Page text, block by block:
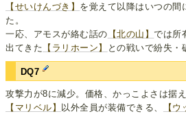
【せいけんづき】 を覚えて以降はいつの間
た。
一応、アモスが絡む話の 【北の山】では所
出てきた 【ラリホーン】 との戦いで紛失・
DQ7
攻撃力が8に減少。価格、かっこよさは据え
【マリベル】
以外全員が装備できる、 【